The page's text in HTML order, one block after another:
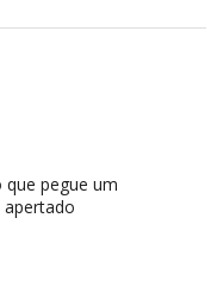
pegue um